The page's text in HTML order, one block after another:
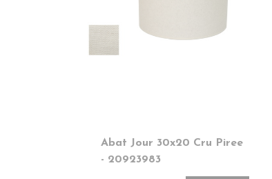
Abat Jour 30x20 Cru Piree
- 20923983